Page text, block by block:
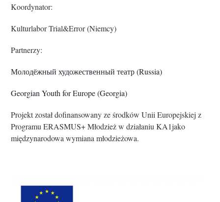
Koordynator:
Kulturlabor Trial&Error (Niemcy)
Partnerzy:
Молодёжный художественный театр (Russia)
Georgian Youth for Europe (Georgia)
Projekt został dofinansowany ze środków Unii Europejskiej z
Programu ERASMUS+ Młodzież w działaniu KA1jako
międzynarodowa wymiana młodzieżowa.